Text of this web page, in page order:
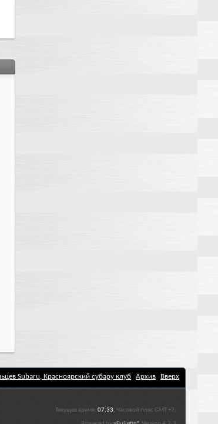
Subaru, Красноярский субару клуб Архив Вверх
Текущее время: 07:33. Часовой пояс GMT +7.